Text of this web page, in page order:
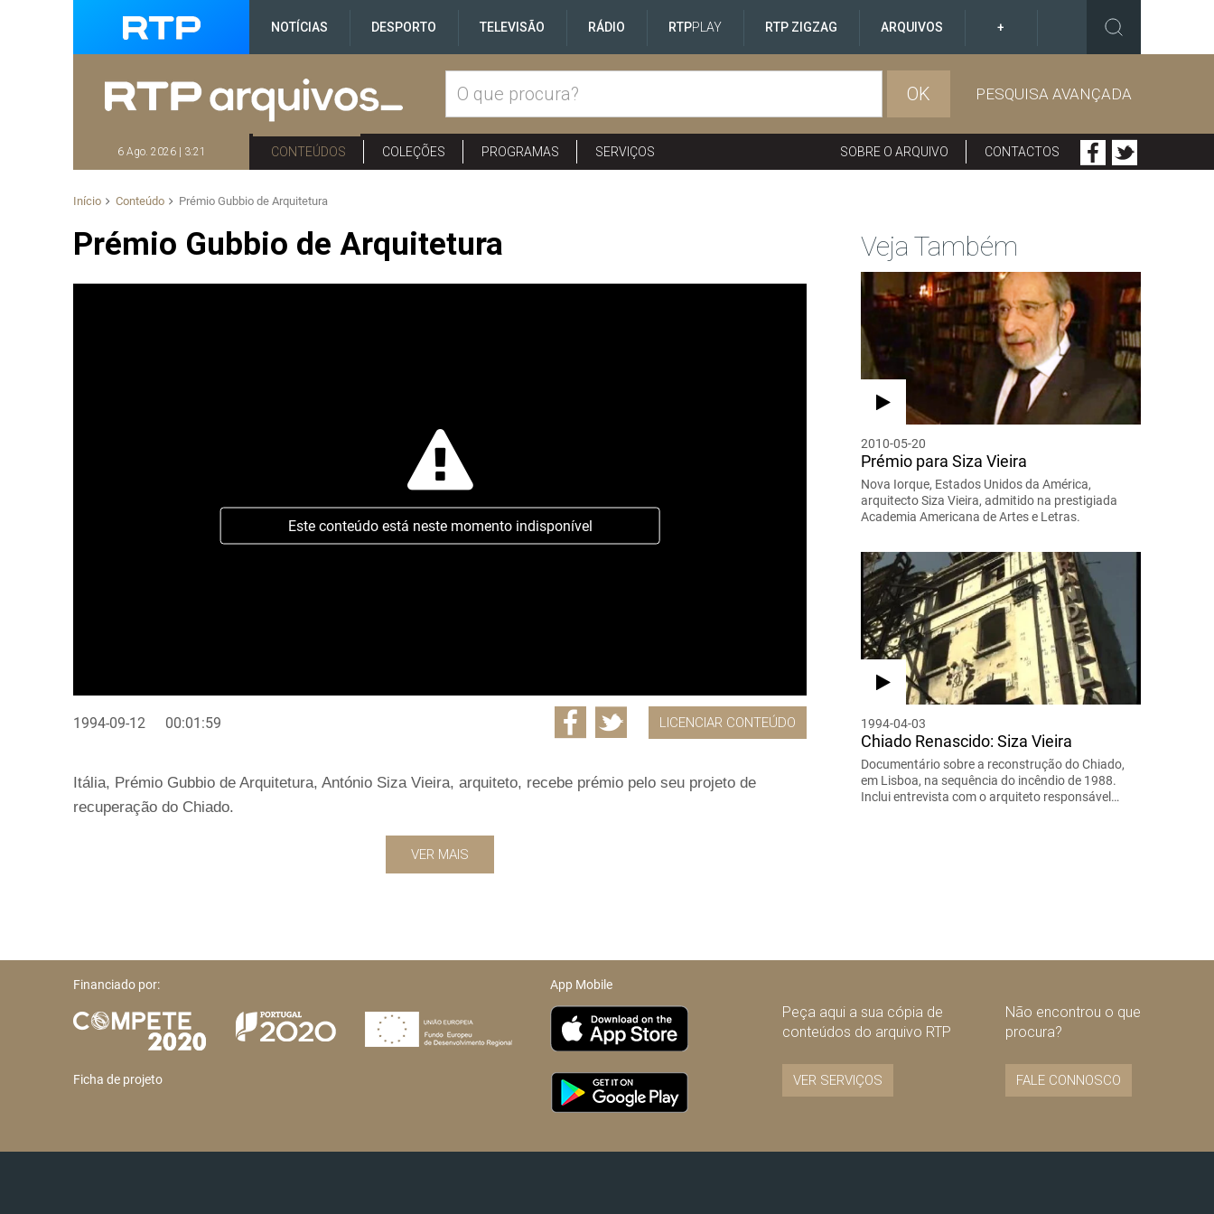
NOTÍCIAS DESPORTO TELEVISÃO RÁDIO RTPPLAY RTP ZIGZAG ARQUIVOS +
OK PESQUISA AVANÇADA
6 Ago. 2026 | 3:21 CONTEÚDOS COLEÇÕES PROGRAMAS SERVIÇOS SOBRE O ARQUIVO CONTACTOS
Início Conteúdo Prémio Gubbio de Arquitetura
Prémio Gubbio de Arquitetura
Este conteúdo está neste momento indisponível
1994-09-12 00:01:59 LICENCIAR CONTEÚDO
Itália, Prémio Gubbio de Arquitetura, António Siza Vieira, arquiteto, recebe prémio pelo seu projeto de
recuperação do Chiado.
VER MAIS
Veja Também
2010-05-20
Prémio para Siza Vieira
Nova Iorque, Estados Unidos da América,
arquitecto Siza Vieira, admitido na prestigiada
Academia Americana de Artes e Letras.
1994-04-03
Chiado Renascido: Siza Vieira
Documentário sobre a reconstrução do Chiado,
em Lisboa, na sequência do incêndio de 1988.
Inclui entrevista com o arquiteto responsável…
Financiado por:
Ficha de projeto
App Mobile
Peça aqui a sua cópia de
conteúdos do arquivo RTP
VER SERVIÇOS
Não encontrou o que
procura?
FALE CONNOSCO